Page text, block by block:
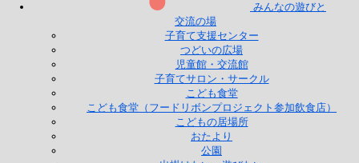
みんなの遊びと
交流の場
子育て支援センター
つどいの広場
児童館・交流館
子育てサロン・サークル
こども食堂
こども食堂（フードリボンプロジェクト参加飲食店）
こどもの居場所
おたより
公園